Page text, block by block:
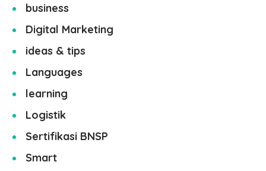
business
Digital Marketing
ideas & tips
Languages
learning
Logistik
Sertifikasi BNSP
Smart